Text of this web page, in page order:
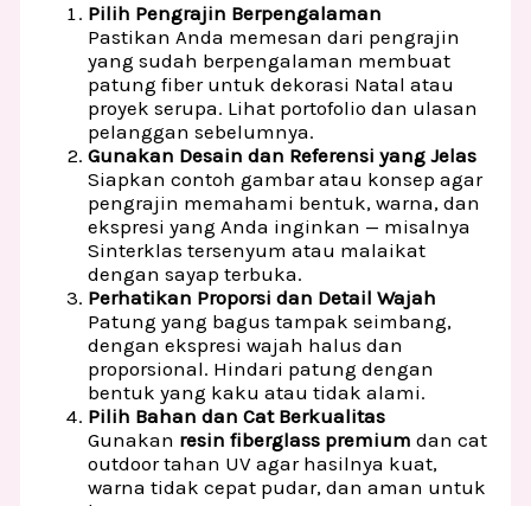
Pilih Pengrajin Berpengalaman
Pastikan Anda memesan dari pengrajin
yang sudah berpengalaman membuat
patung fiber untuk dekorasi Natal atau
proyek serupa. Lihat portofolio dan ulasan
pelanggan sebelumnya.
Gunakan Desain dan Referensi yang Jelas
Siapkan contoh gambar atau konsep agar
pengrajin memahami bentuk, warna, dan
ekspresi yang Anda inginkan — misalnya
Sinterklas tersenyum atau malaikat
dengan sayap terbuka.
Perhatikan Proporsi dan Detail Wajah
Patung yang bagus tampak seimbang,
dengan ekspresi wajah halus dan
proporsional. Hindari patung dengan
bentuk yang kaku atau tidak alami.
Pilih Bahan dan Cat Berkualitas
Gunakan resin fiberglass premium dan cat
outdoor tahan UV agar hasilnya kuat,
warna tidak cepat pudar, dan aman untuk